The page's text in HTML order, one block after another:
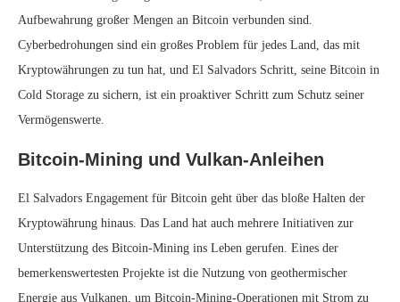
Aufbewahrung großer Mengen an Bitcoin verbunden sind.
Cyberbedrohungen sind ein großes Problem für jedes Land, das mit
Kryptowährungen zu tun hat, und El Salvadors Schritt, seine Bitcoin in
Cold Storage zu sichern, ist ein proaktiver Schritt zum Schutz seiner
Vermögenswerte.
Bitcoin-Mining und Vulkan-Anleihen
El Salvadors Engagement für Bitcoin geht über das bloße Halten der
Kryptowährung hinaus. Das Land hat auch mehrere Initiativen zur
Unterstützung des Bitcoin-Mining ins Leben gerufen. Eines der
bemerkenswertesten Projekte ist die Nutzung von geothermischer
Energie aus Vulkanen, um Bitcoin-Mining-Operationen mit Strom zu